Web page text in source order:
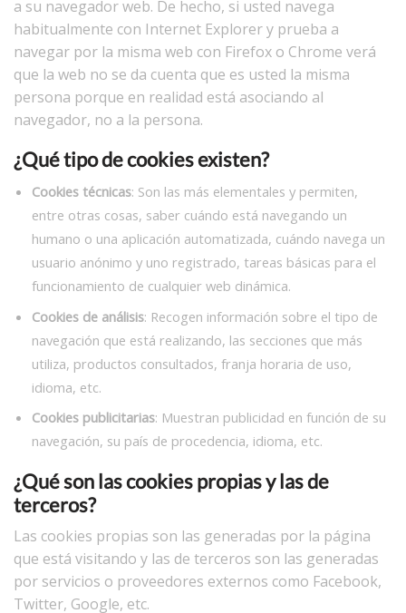
a su navegador web. De hecho, si usted navega
habitualmente con Internet Explorer y prueba a
navegar por la misma web con Firefox o Chrome verá
que la web no se da cuenta que es usted la misma
persona porque en realidad está asociando al
navegador, no a la persona.
¿Qué tipo de cookies existen?
Cookies técnicas: Son las más elementales y permiten,
entre otras cosas, saber cuándo está navegando un
humano o una aplicación automatizada, cuándo navega un
usuario anónimo y uno registrado, tareas básicas para el
funcionamiento de cualquier web dinámica.
Cookies de análisis: Recogen información sobre el tipo de
navegación que está realizando, las secciones que más
utiliza, productos consultados, franja horaria de uso,
idioma, etc.
Cookies publicitarias: Muestran publicidad en función de su
navegación, su país de procedencia, idioma, etc.
¿Qué son las cookies propias y las de
terceros?
Las cookies propias son las generadas por la página
que está visitando y las de terceros son las generadas
por servicios o proveedores externos como Facebook,
Twitter, Google, etc.